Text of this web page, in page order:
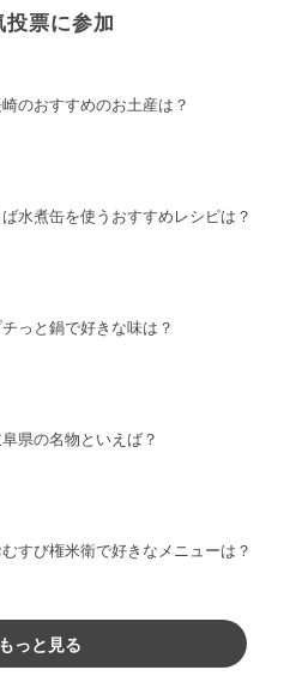
投票に参加
のおすすめのお土産は？
ば水煮缶を使うおすすめレシピは？
チっと鍋で好きな味は？
県の名物といえば？
むすび権米衛で好きなメニューは？
もっと見る